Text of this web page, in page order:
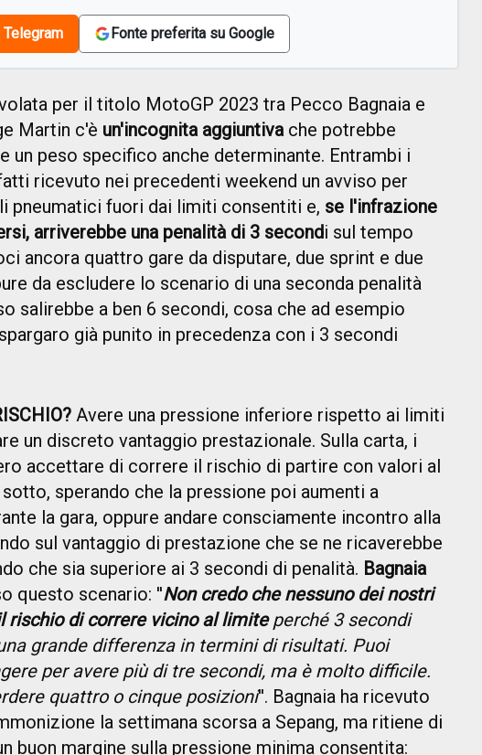
Fonte preferita su Google
per il titolo MotoGP 2023 tra Pecco Bagnaia e
Martin c'è un'incognita aggiuntivache potrebbe
un peso specifico anche determinante. Entrambi i
ricevuto nei precedenti weekend un avviso per
pneumatici fuori dai limiti consentiti e, se l'infrazione
arriverebbe una penalità di 3 secondi sul tempo
ancora quattro gare da disputare, due sprint e due
da escludere lo scenario di una seconda penalità
salirebbe a ben 6 secondi, cosa che ad esempio
già punito in precedenza con i 3 secondi
Avere una pressione inferiore rispetto ai limiti
un discreto vantaggio prestazionale. Sulla carta, i
accettare di correre il rischio di partire con valori al
sperando che la pressione poi aumenti a
la gara, oppure andare consciamente incontro alla
sul vantaggio di prestazione che se ne ricaverebbe
che sia superiore ai 3 secondi di penalità. Bagnaia
questo scenario: ''Non credo che nessuno dei nostri
rischio di correre vicino al limiteperché 3 secondi
grande differenza in termini di risultati. Puoi
per avere più di tre secondi, ma è molto difficile.
quattro o cinque posizioni''. Bagnaia ha ricevuto
la settimana scorsa a Sepang, ma ritiene di
buon margine sulla pressione minima consentita: